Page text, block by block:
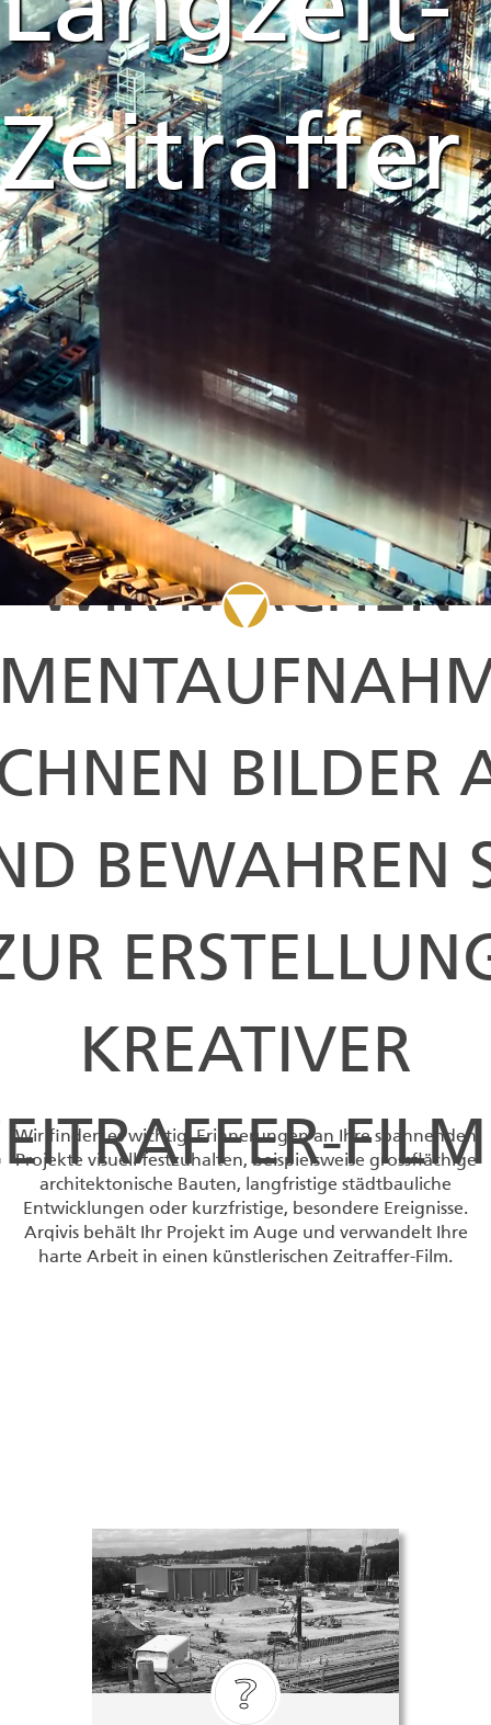
Zeitraffer
WIR MACHEN
BILDER
BEWAHREN
KREATIVER
Wir finden es wichtig, Erinnerungen an Ihre spannenden
Projekte visuell festzuhalten, beispielsweise grossflächige
architektonische Bauten, langfristige städtbauliche
Entwicklungen oder kurzfristige, besondere Ereignisse.
Arqivis behält Ihr Projekt im Auge und verwandelt Ihre
harte Arbeit in einen künstlerischen Zeitraffer-Film.